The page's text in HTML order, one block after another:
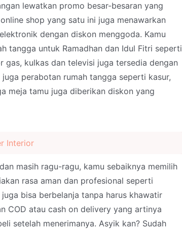
lewatkan promo besar-besaran yang
shop yang satu ini juga menawarkan
dengan diskon menggoda. Kamu
tangga untuk Ramadhan dan Idul Fitri seperti
gas, kulkas dan televisi juga tersedia dengan
perabotan rumah tangga seperti kasur,
meja tamu juga diberikan diskon yang
Interior
masih ragu-ragu, kamu sebaiknya memilih
rasa aman dan profesional seperti
juga bisa berbelanja tanpa harus khawatir
COD atau cash on delivery yang artinya
setelah menerimanya. Asyik kan? Sudah